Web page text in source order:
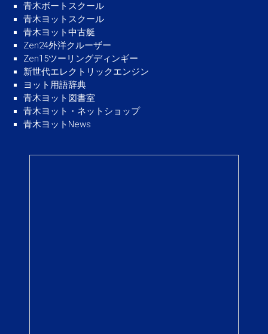
青木ボートスクール
青木ヨットスクール
青木ヨット中古艇
Zen24外洋クルーザー
Zen15ツーリングディンギー
新世代エレクトリックエンジン
ヨット用語辞典
青木ヨット図書室
青木ヨット・ネットショップ
青木ヨットNews